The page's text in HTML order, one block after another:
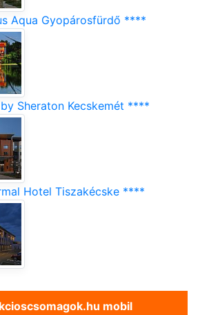
Aqua Gyopárosfürdő ****
Sheraton Kecskemét ****
Hotel Tiszakécske ****
mobil